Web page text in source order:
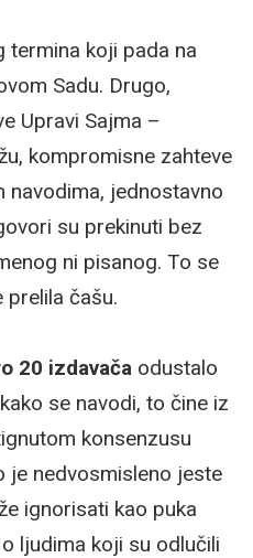
termina koji pada na
Sadu. Drugo,
Upravi Sajma –
kompromisne zahteve
navodima, jednostavno
su prekinuti bez
ni pisanog. To se
prelila čašu.
20 izdavača odustalo
se navodi, to čine iz
konsenzusu
je nedvosmisleno jeste
ignorisati kao puka
ljudima koji su odlučili